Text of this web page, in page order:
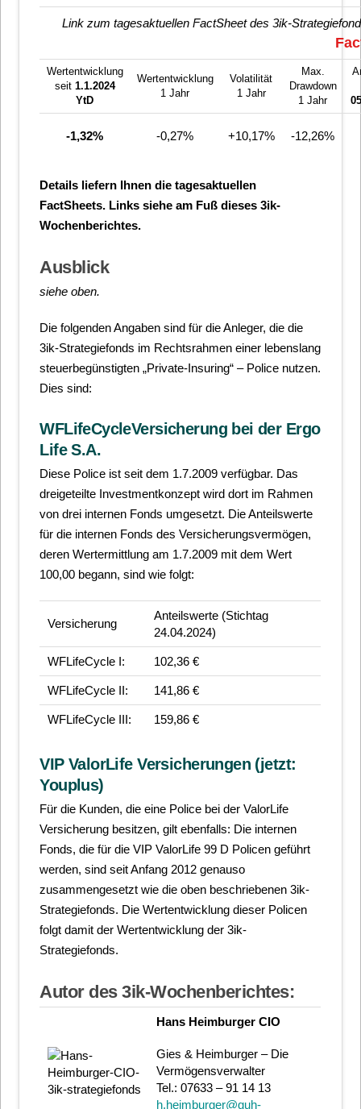
Link zum tagesaktuellen FactSheet des 3ik-
Wertentwicklung
seit1.1.2024
YtD
Wertentwicklung
1 Jahr
Volatilität
1 Jahr
Max.
Drawdown
1 Jahr
-1,32% -0,27% +10,17% -12,26%
Details liefern Ihnen die tagesaktuellen
FactSheets. Links siehe am Fuß dieses 3ik-
Wochenberichtes.
Ausblick
siehe oben.
Die folgenden Angaben sind für die Anleger, die die
3ik-Strategiefonds im Rechtsrahmen einer lebenslang
steuerbegünstigten „Private-Insuring“ – Police nutzen.
Dies sind:
WFLifeCycleVersicherung bei der Ergo
Life S.A.
Diese Police ist seit dem 1.7.2009 verfügbar. Das
dreigeteilte Investmentkonzept wird dort im Rahmen
von drei internen Fonds umgesetzt. Die Anteilswerte
für die internen Fonds des Versicherungsvermögen,
deren Wertermittlung am 1.7.2009 mit dem Wert
100,00 begann, sind wie folgt:
Versicherung
Anteilswerte (Stichtag
24.04.2024)
WFLifeCycle I: 102,36 €
WFLifeCycle II: 141,86 €
WFLifeCycle III: 159,86 €
VIP ValorLife Versicherungen (jetzt:
Youplus)
Für die Kunden, die eine Police bei der ValorLife
Versicherung besitzen, gilt ebenfalls: Die internen
Fonds, die für die VIP ValorLife 99 D Policen geführt
werden, sind seit Anfang 2012 genauso
zusammengesetzt wie die oben beschriebenen 3ik-
Strategiefonds. Die Wertentwicklung dieser Policen
folgt damit der Wertentwicklung der 3ik-
Strategiefonds.
Autor des 3ik-Wochenberichtes:
Hans Heimburger CIO
Gies & Heimburger – Die
Vermögensverwalter
Tel.: 07633 – 91 14 13
h.heimburger@guh-